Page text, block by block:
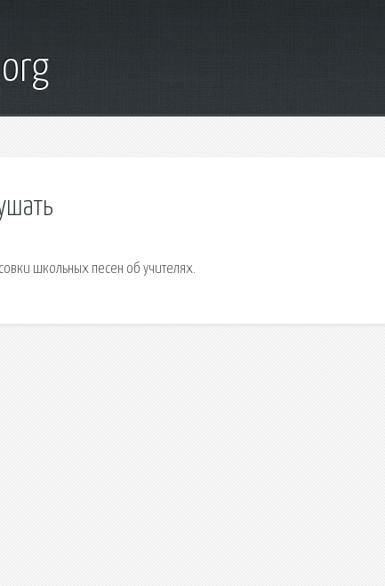
школьных песен об учителях.